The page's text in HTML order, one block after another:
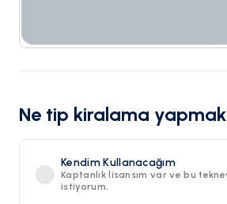
Ne tip kiralama
Kendim Kullanacağım
Kaptanlık lisansım var ve bu
istiyorum.